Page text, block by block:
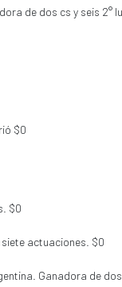
de dos cs y seis
$0
$0
siete actuaciones. $0
Ganadora de